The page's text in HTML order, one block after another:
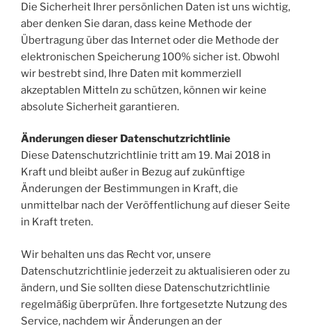
Die Sicherheit Ihrer persönlichen Daten ist uns wichtig,
aber denken Sie daran, dass keine Methode der
Übertragung über das Internet oder die Methode der
elektronischen Speicherung 100% sicher ist. Obwohl
wir bestrebt sind, Ihre Daten mit kommerziell
akzeptablen Mitteln zu schützen, können wir keine
absolute Sicherheit garantieren.
Änderungen dieser Datenschutzrichtlinie
Diese Datenschutzrichtlinie tritt am 19. Mai 2018 in
Kraft und bleibt außer in Bezug auf zukünftige
Änderungen der Bestimmungen in Kraft, die
unmittelbar nach der Veröffentlichung auf dieser Seite
in Kraft treten.
Wir behalten uns das Recht vor, unsere
Datenschutzrichtlinie jederzeit zu aktualisieren oder zu
ändern, und Sie sollten diese Datenschutzrichtlinie
regelmäßig überprüfen. Ihre fortgesetzte Nutzung des
Service, nachdem wir Änderungen an der